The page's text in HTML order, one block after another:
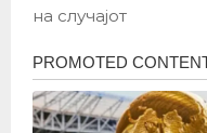
на случајот